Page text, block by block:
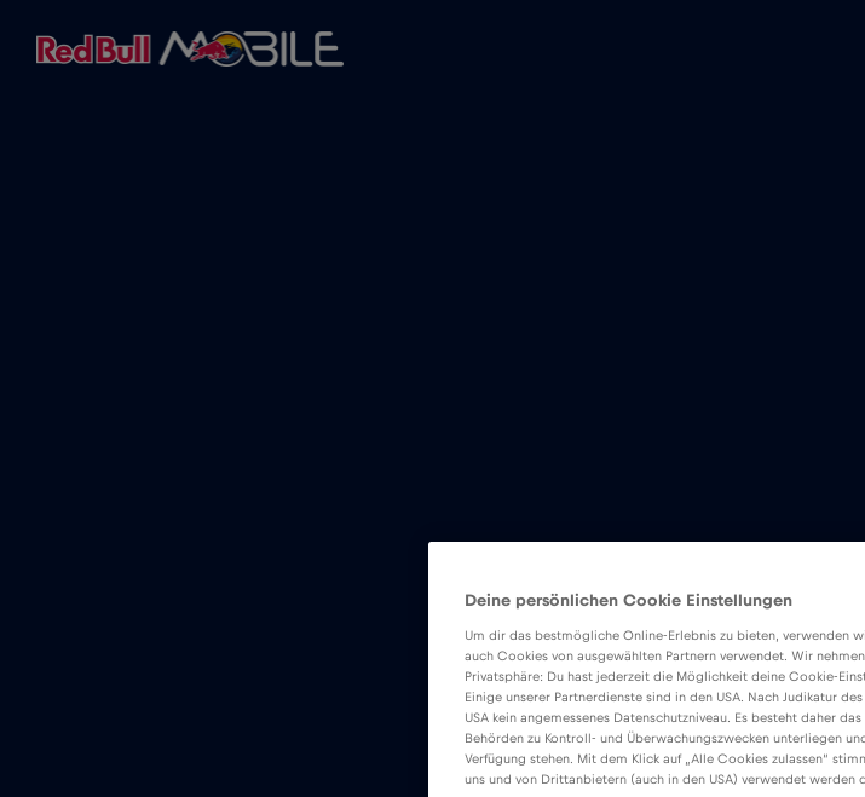
Deine persönlichen Cookie Einstellungen
Um dir das bestmögliche Online-Erlebnis zu bieten, verwenden
auch Cookies von ausgewählten Partnern verwendet. Wir
Privatsphäre: Du hast jederzeit die Möglichkeit deine Cookie-
Einige unserer Partnerdienste sind in den USA. Nach Judikatur
USA kein angemessenes Datenschutzniveau. Es besteht daher
Behörden zu Kontroll- und Überwachungszwecken unterliegen
Verfügung stehen. Mit dem Klick auf „Alle Cookies zulassen“
uns und von Drittanbietern (auch in den USA) verwendet werden